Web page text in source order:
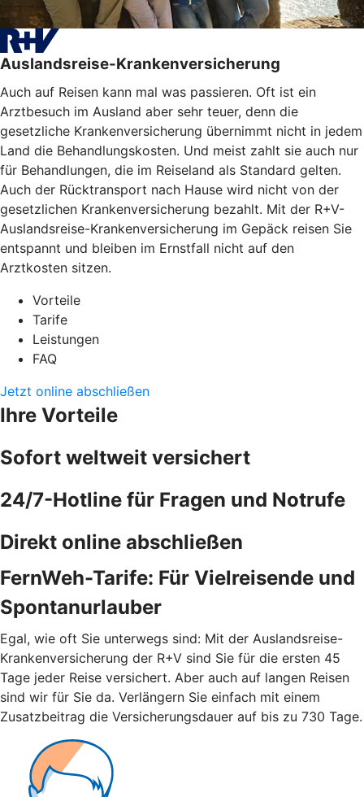
Auslandsreise-Krankenversicherung
Auch auf Reisen kann mal was passieren. Oft ist ein
Arztbesuch im Ausland aber sehr teuer, denn die
gesetzliche Krankenversicherung übernimmt nicht in jedem
Land die Behandlungskosten. Und meist zahlt sie auch nur
für Behandlungen, die im Reiseland als Standard gelten.
Auch der Rücktransport nach Hause wird nicht von der
gesetzlichen Krankenversicherung bezahlt. Mit der R+V-
Auslandsreise-Krankenversicherung im Gepäck reisen Sie
entspannt und bleiben im Ernstfall nicht auf den
Arztkosten sitzen.
Vorteile
Tarife
Leistungen
FAQ
Jetzt online abschließen
Ihre Vorteile
Sofort weltweit versichert
24/7-Hotline für Fragen und Notrufe
Direkt online abschließen
FernWeh-Tarife: Für Vielreisende und
Spontanurlauber
Egal, wie oft Sie unterwegs sind: Mit der Auslandsreise-
Krankenversicherung der R+V sind Sie für die ersten 45
Tage jeder Reise versichert. Aber auch auf langen Reisen
sind wir für Sie da. Verlängern Sie einfach mit einem
Zusatzbeitrag die Versicherungsdauer auf bis zu 730 Tage.